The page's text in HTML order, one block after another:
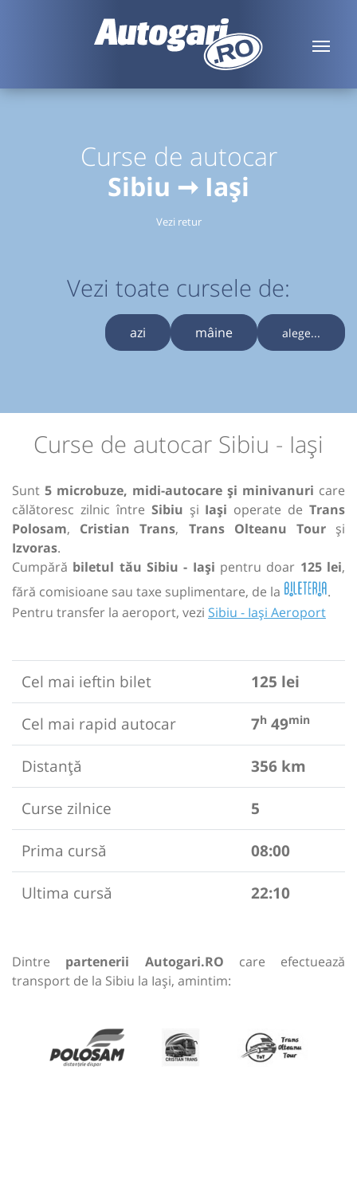
Curse de autocar
Sibiu ➞ Iași
Vezi retur
Vezi toate cursele de:
azi mâine alege...
Curse de autocar Sibiu - Iași
Sunt 5 microbuze, midi-autocare și minivanuri care
călătoresc zilnic între Sibiu și Iași operate de Trans
Polosam, Cristian Trans, Trans Olteanu Tourși
Izvoras.
Cumpără biletul tău Sibiu - Iași pentru doar 125 lei,
fără comisioane sau taxe suplimentare, de la
.
Pentru transfer la aeroport, vezi Sibiu - Iași Aeroport
Cel mai ieftin bilet
125 lei
Cel mai rapid autocar
7h 49min
Distanță
356 km
Curse zilnice
5
Prima cursă
08:00
Ultima cursă
22:10
Dintre partenerii Autogari.RO care efectuează
transport de la Sibiu la Iași, amintim: